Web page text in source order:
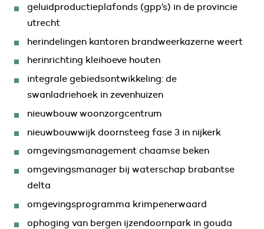
geluidproductieplafonds (gpp’s) in de provincie
utrecht
herindelingen kantoren brandweerkazerne weert
herinrichting kleihoeve houten
integrale gebiedsontwikkeling: de
swanladriehoek in zevenhuizen
nieuwbouw woonzorgcentrum
nieuwbouwwijk doornsteeg fase 3 in nijkerk
omgevingsmanagement chaamse beken
omgevingsmanager bij waterschap brabantse
delta
omgevingsprogramma krimpenerwaard
ophoging van bergen ijzendoornpark in gouda